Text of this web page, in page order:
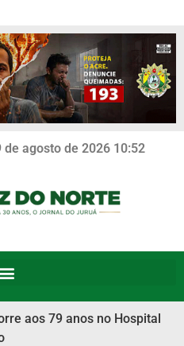
agosto de 2026 10:52
aos 79 anos no Hospital